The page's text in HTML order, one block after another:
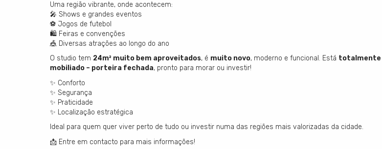
Uma região vibrante, onde acontecem:
🎤 Shows e grandes eventos
⚽ Jogos de futebol
🛍️ Feiras e convenções
🎪 Diversas atrações ao longo do ano
O studio tem 24m² muito bem aproveitados, é muito novo, moderno e funcional. Está totalmente
mobiliado – porteira fechada, pronto para morar ou investir!
✨ Conforto
✨ Segurança
✨ Praticidade
✨ Localização estratégica
Ideal para quem quer viver perto de tudo ou investir numa das regiões mais valorizadas da cidade.
📩 Entre em contacto para mais informações!